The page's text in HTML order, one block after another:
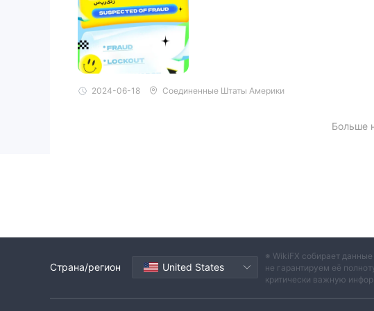
Sandai предлагаетMetaTrader 4
графиков и возможностями исполнения ордеров. Эта
мобильные устройства
рекомендуем вам выбрать юридического и регулируемого
Депозит и вывод средств
2024-06-18 Соединенные Штаты Америки
Больше
Страна/регион United States
※ WikiFX собирает
не гарантируем её
критически важную